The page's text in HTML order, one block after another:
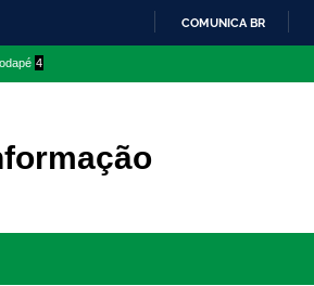
O
COMUNICA BR
4